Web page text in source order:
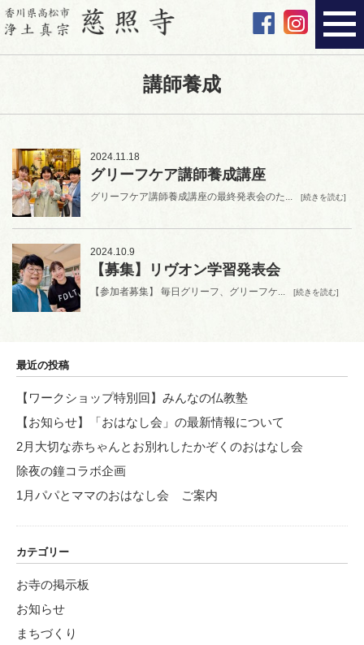
講師養成
2024.11.18
グリーフケア講師養成講座
グリーフケア講師養成講座の最終発表会のた... [続きを読む]
2024.10.9
【募集】リヴオン学習発表会
【参加者募集】 毎日グリーフ、グリーフケ... [続きを読む]
最近の投稿
【ワークショップ特別回】みんなの仏教塾
【お知らせ】「おはなし会」の最新情報について
2月大切な赤ちゃんとお別れしたかぞくのおはなし会
除夜の鐘コラボ企画
1月パパとママのおはなし会 ご案内
カテゴリー
お寺の掲示板
お知らせ
まちづくり